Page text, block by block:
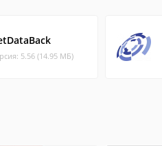
5.56 (14.95 МБ)